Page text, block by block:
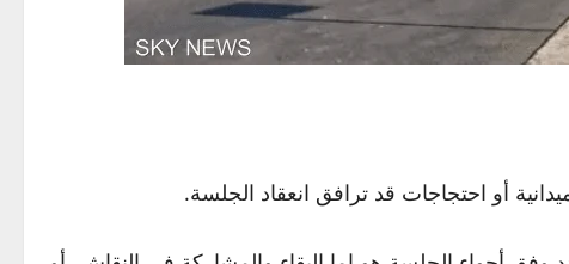
أو احتجاجات قد ترافق انعقاد الجلسة.